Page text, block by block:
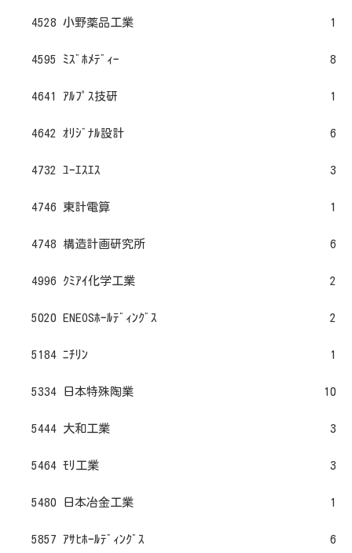
4528 小野薬品工業 1
4595 ﾐｽﾞﾎﾒﾃﾞｨｰ 8
4641 ｱﾙﾌﾟｽ技研 1
4642 ｵﾘｼﾞﾅﾙ設計 6
4732 ﾕｰｴｽｴｽ 3
4746 東計電算 1
4748 構造計画研究所 6
4996 ｸﾐｱｲ化学工業 2
5020 ENEOSﾎｰﾙﾃﾞｨﾝｸﾞｽ 2
5184 ﾆﾁﾘﾝ 1
5334 日本特殊陶業 10
5444 大和工業 3
5464 ﾓﾘ工業 3
5480 日本冶金工業 1
5857 ｱｻﾋﾎｰﾙﾃﾞｨﾝｸﾞｽ 6